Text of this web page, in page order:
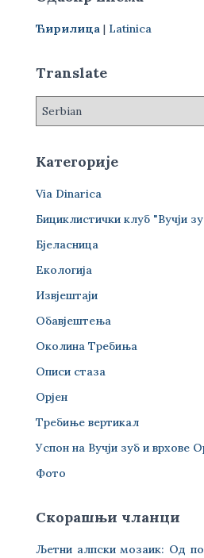
а
а
Ћирилица | Latinica
Translate
Категорије
Via Dinarica
Бициклистички клуб "Вучји
Бјеласница
Екологија
Извјештаји
Обавјештења
Околина Требиња
Описи стаза
Орјен
Требиње вертикал
Успон на Вучји зуб и врхове
Фото
Скорашњи чланци
Љетни алпски мозаик: Од